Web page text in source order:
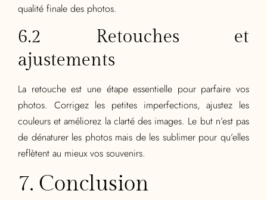
qualité finale des photos.
6.2 Retouches et
ajustements
La retouche est une étape essentielle pour parfaire vos
photos. Corrigez les petites imperfections, ajustez les
couleurs et améliorez la clarté des images. Le but n’est pas
de dénaturer les photos mais de les sublimer pour qu’elles
reflètent au mieux vos souvenirs.
7. Conclusion